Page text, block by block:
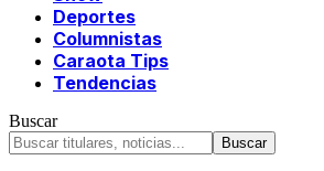
Deportes
Columnistas
Caraota Tips
Tendencias
Buscar